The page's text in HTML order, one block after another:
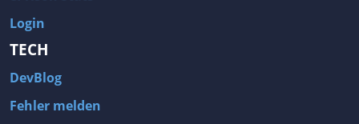
Login
TECH
DevBlog
Fehler melden